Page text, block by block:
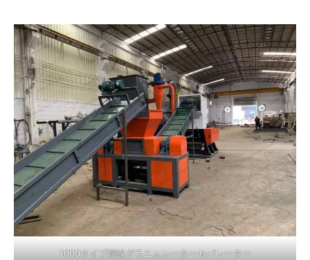
1000タイプ銅線グラニュレーターセパレーター